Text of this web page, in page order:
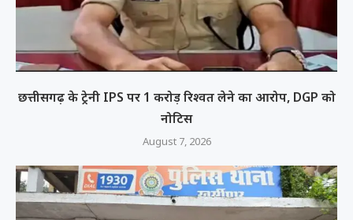
छत्तीसगढ़ के ट्रेनी IPS पर 1 करोड़ रिश्वत लेने का आरोप, DGP को
नोटिस
August 7, 2026